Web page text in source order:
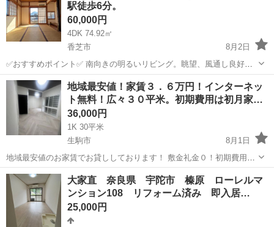
駅徒歩6分。
60,000円
4DK 74.92㎡
香芝市
8月2日
✅おすすめポイント✅ 南向きの明るいリビング。眺望、風通し良好。
全居室収納完備、独立洗面所と温水洗浄便座も導入済み。ペット相
談、DIYやカスタマイズ（要相談）が可能で、家族での生活に最適で
す。 ■物件名：26852 下田...
奈良 香芝市 一戸建て
地域最安値！家賃３．６万円！インターネッ
ト無料！広々３０平米。初期費用は初月家…
36,000円
1K 30平米
生駒市
8月1日
地域最安値のお家賃でお貸ししております！ 敷金礼金０！初期費用は
当月家賃と火災保険1.6万円のみ！家賃激安！インターネット無料！！
ペット可！風呂トイレ別！2人入居可！高齢者・生活保護・外国人可！
100m以内に近隣駐車場...
奈良 生駒市 賃貸（マンション/一戸建て）
大家直 奈良県 宇陀市 榛原 ローレルマ
ンション108 リフォーム済み 即入居…
25,000円